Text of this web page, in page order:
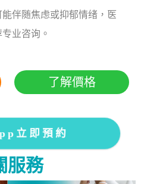
伴随焦虑或抑郁情绪，医
业咨询。
了解價格
立即預約
服務